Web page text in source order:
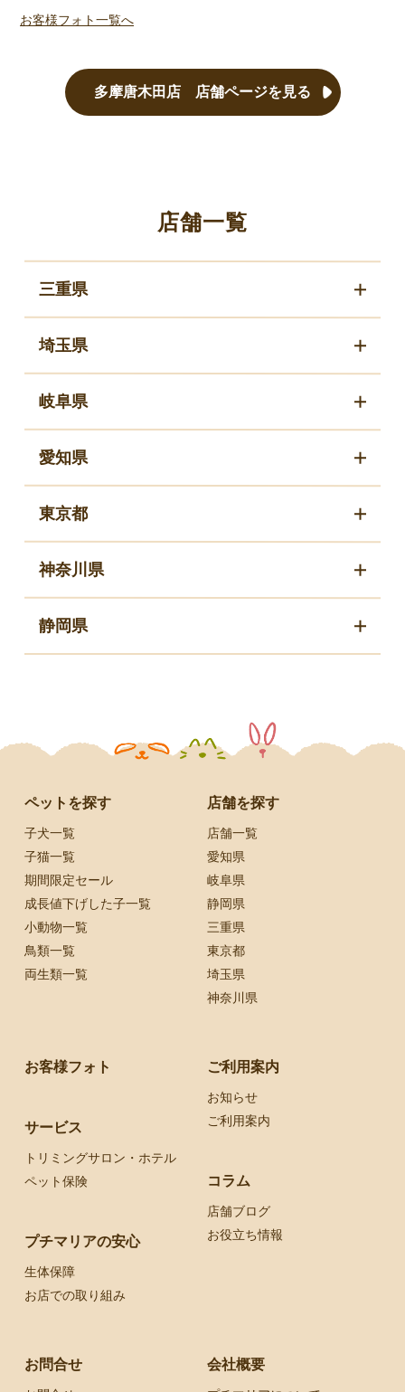
お客様フォト一覧へ
多摩唐木田店 店舗ページを見る
店舗一覧
三重県
埼玉県
岐阜県
愛知県
東京都
神奈川県
静岡県
ペットを探す
子犬一覧
子猫一覧
期間限定セール
成長値下げした子一覧
小動物一覧
鳥類一覧
両生類一覧
店舗を探す
店舗一覧
愛知県
岐阜県
静岡県
三重県
東京都
埼玉県
神奈川県
お客様フォト
サービス
トリミングサロン・ホテル
ペット保険
プチマリアの安心
生体保障
お店での取り組み
ご利用案内
お知らせ
ご利用案内
コラム
店舗ブログ
お役立ち情報
お問合せ 会社概要